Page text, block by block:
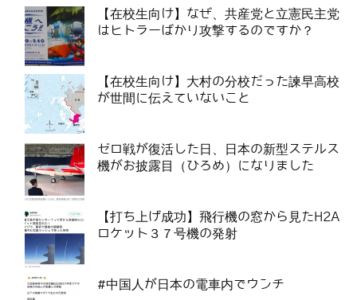
【在校生向け】なぜ、共産党と立憲民主党
はヒトラーばかり攻撃するのですか？
【在校生向け】大村の分校だった諫早高校
が世間に伝えていないこと
ゼロ戦が復活した日、日本の新型ステルス
機がお披露目（ひろめ）になりました
【打ち上げ成功】飛行機の窓から見たH2A
ロケット３７号機の発射
#中国人が日本の電車内でウンチ